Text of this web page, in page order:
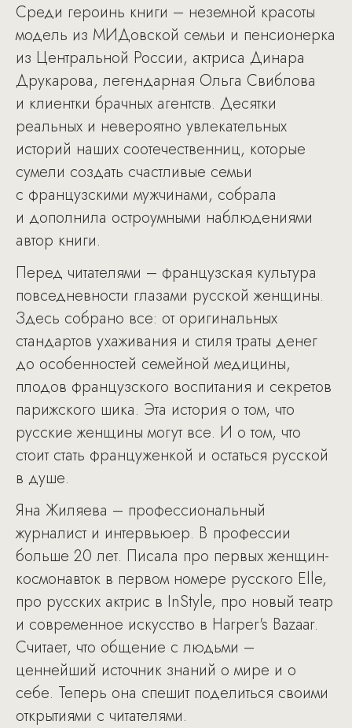
Среди героинь книги – неземной красоты
модель из МИДовской семьи и пенсионерка
из Центральной России, актриса Динара
Друкарова, легендарная Ольга Свиблова
и клиентки брачных агентств. Десятки
реальных и невероятно увлекательных
историй наших соотечественниц, которые
сумели создать счастливые семьи
с французскими мужчинами, собрала
и дополнила остроумными наблюдениями
автор книги.
Перед читателями – французская культура
повседневности глазами русской женщины.
Здесь собрано все: от оригинальных
стандартов ухаживания и стиля траты денег
до особенностей семейной медицины,
плодов французского воспитания и секретов
парижского шика. Эта история о том, что
русские женщины могут все. И о том, что
стоит стать француженкой и остаться русской
в душе.
Яна Жиляева – профессиональный
журналист и интервьюер. В профессии
больше 20 лет. Писала про первых женщин-
космонавток в первом номере русского Elle,
про русских актрис в InStyle, про новый театр
и современное искусство в Harper's Bazaar.
Считает, что общение с людьми –
ценнейший источник знаний о мире и о
себе. Теперь она спешит поделиться своими
открытиями с читателями.